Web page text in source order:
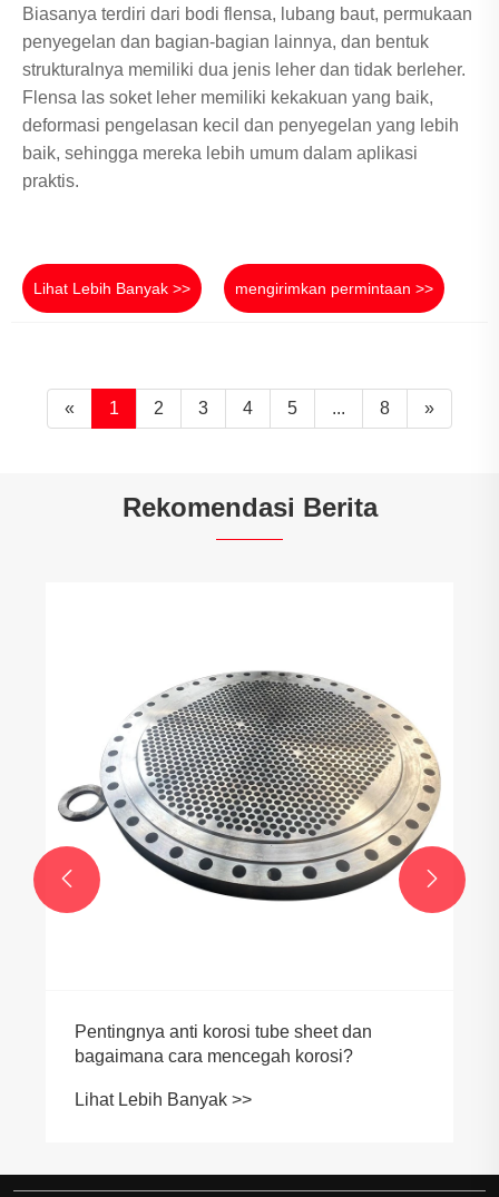
Biasanya terdiri dari bodi flensa, lubang baut, permukaan
penyegelan dan bagian-bagian lainnya, dan bentuk
strukturalnya memiliki dua jenis leher dan tidak berleher.
Flensa las soket leher memiliki kekakuan yang baik,
deformasi pengelasan kecil dan penyegelan yang lebih
baik, sehingga mereka lebih umum dalam aplikasi
praktis.
Lihat Lebih Banyak >> mengirimkan permintaan >>
« 1 2 3 4 5 ... 8 »
Rekomendasi Berita
Pentingnya anti korosi tube sheet dan
bagaimana cara mencegah korosi?
Lihat Lebih Banyak >>
 